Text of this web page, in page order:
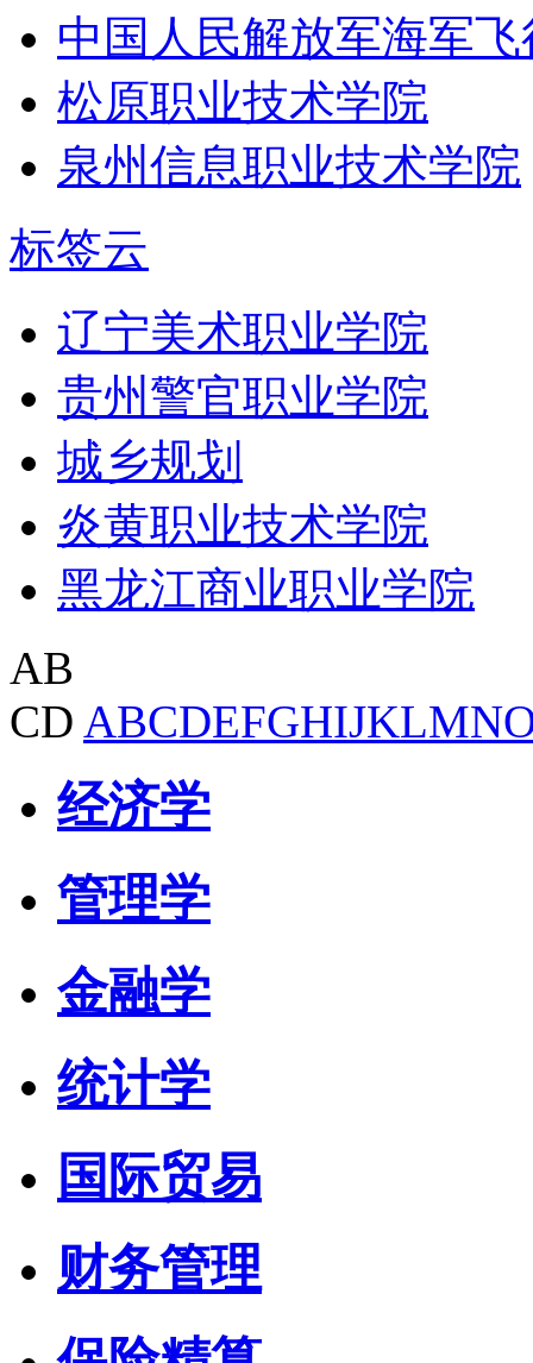
中国人民解放军海军
松原职业技术学院
泉州信息职业技术学院
标签云
辽宁美术职业学院
贵州警官职业学院
城乡规划
炎黄职业技术学院
黑龙江商业职业学院
AB
CD ABCDEFGHIJKLMN
经济学
管理学
金融学
统计学
国际贸易
财务管理